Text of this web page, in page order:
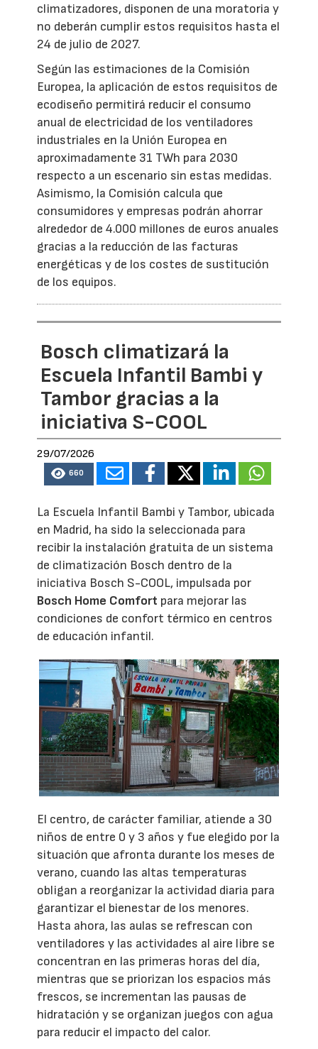
climatizadores, disponen de una moratoria y
no deberán cumplir estos requisitos hasta el
24 de julio de 2027.
Según las estimaciones de la Comisión
Europea, la aplicación de estos requisitos de
ecodiseño permitirá reducir el consumo
anual de electricidad de los ventiladores
industriales en la Unión Europea en
aproximadamente 31 TWh para 2030
respecto a un escenario sin estas medidas.
Asimismo, la Comisión calcula que
consumidores y empresas podrán ahorrar
alrededor de 4.000 millones de euros anuales
gracias a la reducción de las facturas
energéticas y de los costes de sustitución
de los equipos.
Bosch climatizará la
Escuela Infantil Bambi y
Tambor gracias a la
iniciativa S-COOL
29/07/2026
660
La Escuela Infantil Bambi y Tambor, ubicada
en Madrid, ha sido la seleccionada para
recibir la instalación gratuita de un sistema
de climatización Bosch dentro de la
iniciativa Bosch S-COOL, impulsada por
Bosch Home Comfort para mejorar las
condiciones de confort térmico en centros
de educación infantil.
El centro, de carácter familiar, atiende a 30
niños de entre 0 y 3 años y fue elegido por la
situación que afronta durante los meses de
verano, cuando las altas temperaturas
obligan a reorganizar la actividad diaria para
garantizar el bienestar de los menores.
Hasta ahora, las aulas se refrescan con
ventiladores y las actividades al aire libre se
concentran en las primeras horas del día,
mientras que se priorizan los espacios más
frescos, se incrementan las pausas de
hidratación y se organizan juegos con agua
para reducir el impacto del calor.